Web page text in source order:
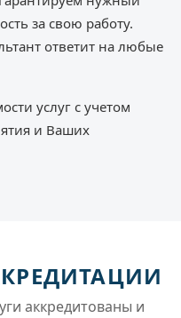
за свою работу.
ответит на любые
услуг с учетом
и Ваших
аккредитованы и